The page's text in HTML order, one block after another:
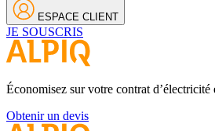
ESPACE CLIENT
JE SOUSCRIS
Économisez sur votre contrat d’électricité
Obtenir un devis